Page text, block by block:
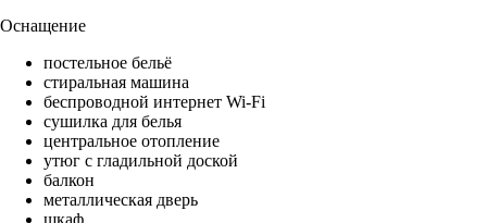
Оснащение
постельное бельё
стиральная машина
беспроводной интернет Wi-Fi
сушилка для белья
центральное отопление
утюг с гладильной доской
балкон
металлическая дверь
шкаф